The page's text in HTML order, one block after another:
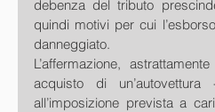
debenza del tributo
quindi motivi per cui
danneggiato.
L’affermazione,
acquisto di
all’imposizione prevista a